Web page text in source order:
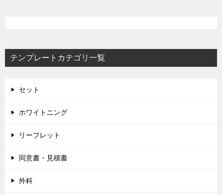
シ
ン
テンプレートカテゴリ一覧
セット
ホワイトニング
リーフレット
同意書・見積書
外科